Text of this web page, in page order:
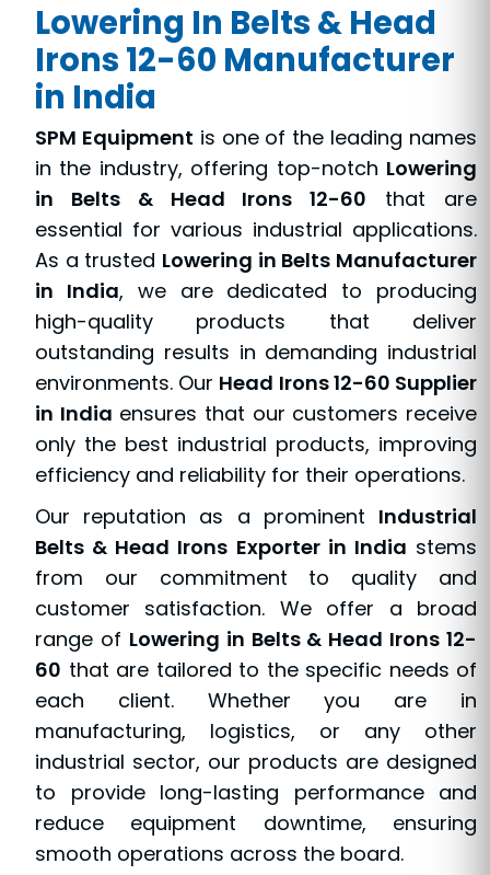
Lowering In Belts & Head
Irons 12-60 Manufacturer
in India
SPM Equipment is one of the leading names
in the industry, offering top-notch Lowering
in Belts & Head Irons 12-60 that are
essential for various industrial applications.
As a trusted Lowering in Belts Manufacturer
in India, we are dedicated to producing
high-quality products that deliver
outstanding results in demanding industrial
environments. Our Head Irons 12-60 Supplier
in India ensures that our customers receive
only the best industrial products, improving
efficiency and reliability for their operations.
Our reputation as a prominent Industrial
Belts & Head Irons Exporter in India stems
from our commitment to quality and
customer satisfaction. We offer a broad
range of Lowering in Belts & Head Irons 12-
60 that are tailored to the specific needs of
each client. Whether you are in
manufacturing, logistics, or any other
industrial sector, our products are designed
to provide long-lasting performance and
reduce equipment downtime, ensuring
smooth operations across the board.